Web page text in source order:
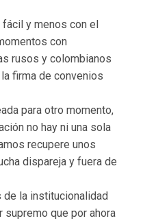
fácil y menos con el
con
rusos y colombianos
firma de convenios
para otro momento,
no hay ni una sola
recupere unos
dispareja y fuera de
la institucionalidad
supremo que por ahora